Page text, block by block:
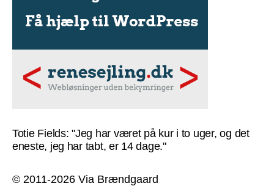
Totie Fields: "Jeg har været på kur i to uger, og det
eneste, jeg har tabt, er 14 dage."
© 2011-2026 Via Brændgaard